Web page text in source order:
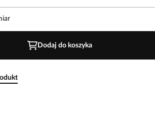
Dodaj do koszyka